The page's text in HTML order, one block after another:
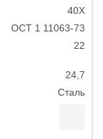
40Х
ОСТ 1 11063-73
22
24,7
Сталь